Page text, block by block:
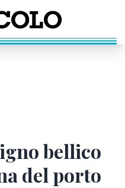
bellico
del porto